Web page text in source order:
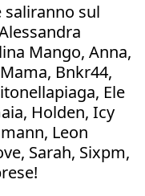
sul
Mango, Anna,
Bnkr44,
Ele
Holden, Icy
Leon
Sarah, Sixpm,